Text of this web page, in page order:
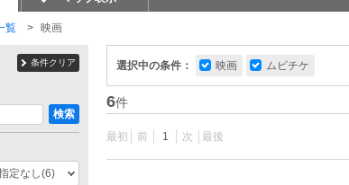
覧 映画
選択中の条件： 映画 ムビチケ
6件
最初 前 1 次 最後
条件クリア
検索
定なし(6)